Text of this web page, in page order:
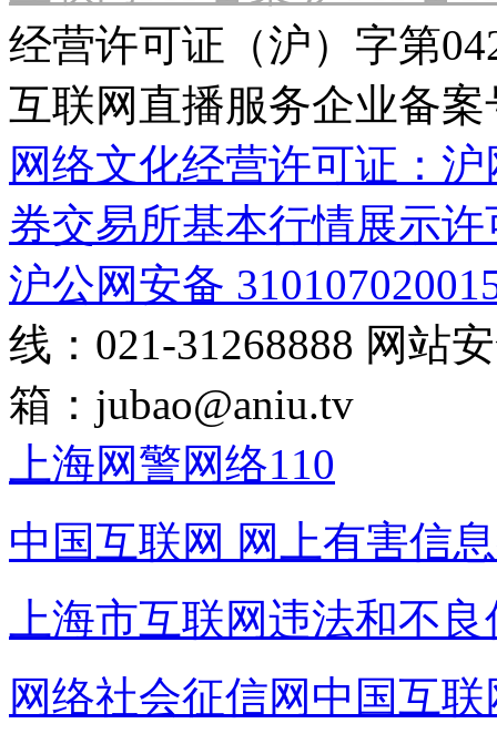
经营许可证（沪）字第
互联网直播服务企业备案
网络文化经营许可证：
券交易所基本行情展示许
沪公网安备
线：021-31268888 网站
箱： jubao@aniu.tv
上海网警网络110
中国互联网 网上有害信
上海市互联网违法和不
网络社会征信网 中国互